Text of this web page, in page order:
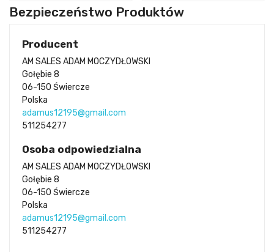
Bezpieczeństwo Produktów
Producent
AM SALES ADAM MOCZYDŁOWSKI
Gołębie 8
06-150 Świercze
Polska
adamus12195@gmail.com
511254277
Osoba odpowiedzialna
AM SALES ADAM MOCZYDŁOWSKI
Gołębie 8
06-150 Świercze
Polska
adamus12195@gmail.com
511254277